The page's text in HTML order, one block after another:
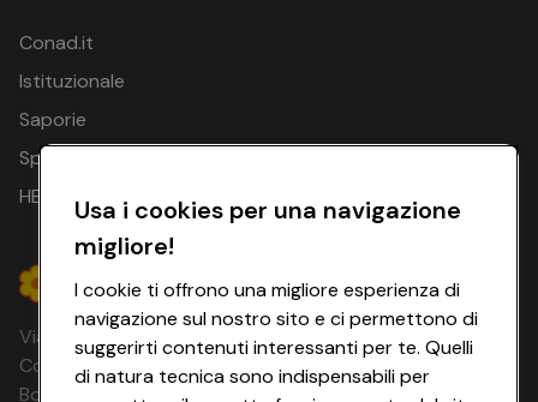
Conad.it
Istituzionale
Saporie
Spesa Online
HEYCONAD
Via Michelino, 59 | 40127 BOLOGNA
Codice Fiscale e Registro Imprese di
Bologna 00865960157 PARTITA IVA
Usa i cookies per una navigazione
migliore!
I cookie ti offrono una migliore esperienza di
navigazione sul nostro sito e ci permettono di
suggerirti contenuti interessanti per te. Quelli
di natura tecnica sono indispensabili per